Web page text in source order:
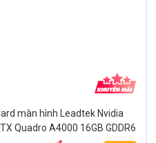
màn hình Leadtek Nvidia
Quadro A4000 16GB GDDR6